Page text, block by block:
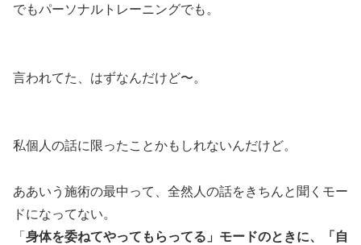
でもパーソナルトレーニングでも。
言われてた、はずなんだけど〜。
私個人の話に限ったことかもしれないんだけど。
ああいう施術の最中って、全然人の話をきちんと聞くモー
ドになってない。
「 身体を委ねてやってもらってる」モードのときに、「自